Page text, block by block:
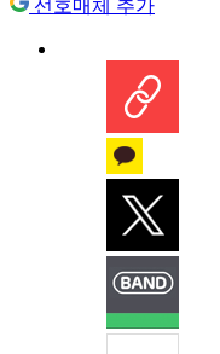
선호매체 추가